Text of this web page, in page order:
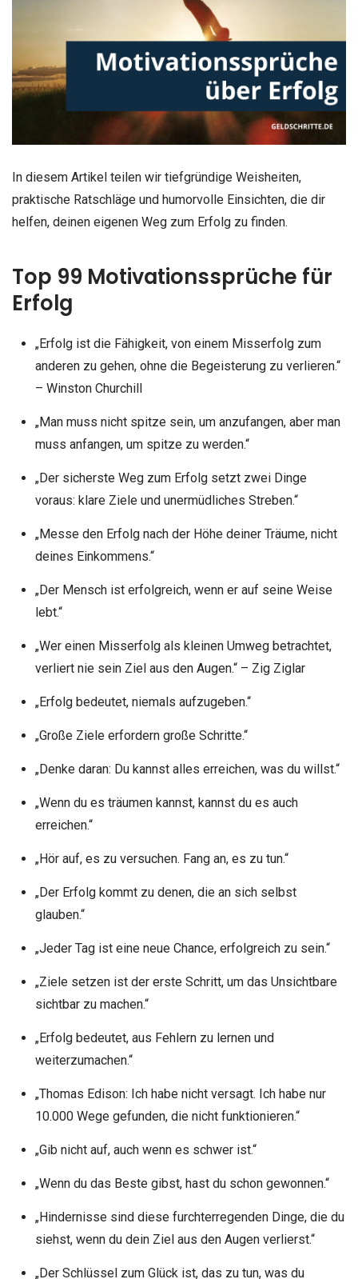
In diesem Artikel teilen wir tiefgründige Weisheiten,
praktische Ratschläge und humorvolle Einsichten, die dir
helfen, deinen eigenen Weg zum Erfolg zu finden.
Top 99 Motivationssprüche für
Erfolg
„Erfolg ist die Fähigkeit, von einem Misserfolg zum
anderen zu gehen, ohne die Begeisterung zu verlieren.“
– Winston Churchill
„Man muss nicht spitze sein, um anzufangen, aber man
muss anfangen, um spitze zu werden.“
„Der sicherste Weg zum Erfolg setzt zwei Dinge
voraus: klare Ziele und unermüdliches Streben.“
„Messe den Erfolg nach der Höhe deiner Träume, nicht
deines Einkommens.“
„Der Mensch ist erfolgreich, wenn er auf seine Weise
lebt.“
„Wer einen Misserfolg als kleinen Umweg betrachtet,
verliert nie sein Ziel aus den Augen.“ – Zig Ziglar
„Erfolg bedeutet, niemals aufzugeben.“
„Große Ziele erfordern große Schritte.“
„Denke daran: Du kannst alles erreichen, was du willst.“
„Wenn du es träumen kannst, kannst du es auch
erreichen.“
„Hör auf, es zu versuchen. Fang an, es zu tun.“
„Der Erfolg kommt zu denen, die an sich selbst
glauben.“
„Jeder Tag ist eine neue Chance, erfolgreich zu sein.“
„Ziele setzen ist der erste Schritt, um das Unsichtbare
sichtbar zu machen.“
„Erfolg bedeutet, aus Fehlern zu lernen und
weiterzumachen.“
„Thomas Edison: Ich habe nicht versagt. Ich habe nur
10.000 Wege gefunden, die nicht funktionieren.“
„Gib nicht auf, auch wenn es schwer ist.“
„Wenn du das Beste gibst, hast du schon gewonnen.“
„Hindernisse sind diese furchterregenden Dinge, die du
siehst, wenn du dein Ziel aus den Augen verlierst.“
„Der Schlüssel zum Glück ist, das zu tun, was du